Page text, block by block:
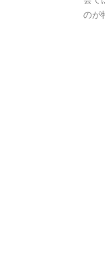
のが